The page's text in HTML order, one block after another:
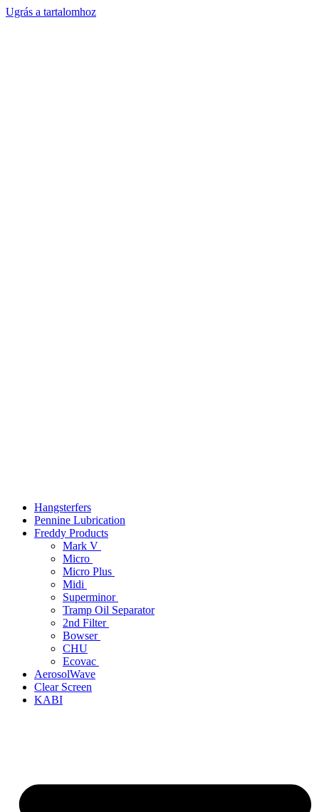
Ugrás a tartalomhoz
Hangsterfers
Pennine Lubrication
Freddy Products
Mark V
Micro
Micro Plus
Midi
Superminor
Tramp Oil Separator
2nd Filter
Bowser
CHU
Ecovac
AerosolWave
Clear Screen
KABI